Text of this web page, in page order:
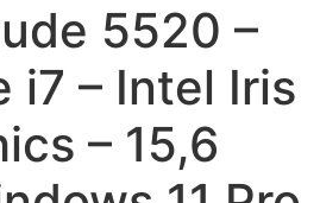
5520 –
i7 – Intel Iris
– 15,6